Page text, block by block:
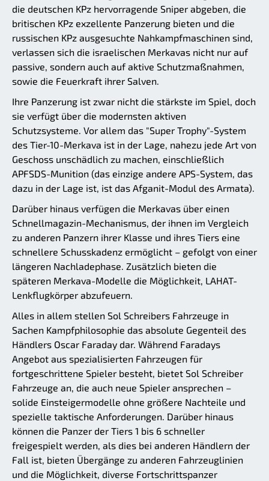
die deutschen KPz hervorragende Sniper abgeben, die
britischen KPz exzellente Panzerung bieten und die
russischen KPz ausgesuchte Nahkampfmaschinen sind,
verlassen sich die israelischen Merkavas nicht nur auf
passive, sondern auch auf aktive Schutzmaßnahmen,
sowie die Feuerkraft ihrer Salven.
Ihre Panzerung ist zwar nicht die stärkste im Spiel, doch
sie verfügt über die modernsten aktiven
Schutzsysteme. Vor allem das "Super Trophy"-System
des Tier-10-Merkava ist in der Lage, nahezu jede Art von
Geschoss unschädlich zu machen, einschließlich
APFSDS-Munition (das einzige andere APS-System, das
dazu in der Lage ist, ist das Afganit-Modul des Armata).
Darüber hinaus verfügen die Merkavas über einen
Schnellmagazin-Mechanismus, der ihnen im Vergleich
zu anderen Panzern ihrer Klasse und ihres Tiers eine
schnellere Schusskadenz ermöglicht – gefolgt von einer
längeren Nachladephase. Zusätzlich bieten die
späteren Merkava-Modelle die Möglichkeit, LAHAT-
Lenkflugkörper abzufeuern.
Alles in allem stellen Sol Schreibers Fahrzeuge in
Sachen Kampfphilosophie das absolute Gegenteil des
Händlers Oscar Faraday dar. Während Faradays
Angebot aus spezialisierten Fahrzeugen für
fortgeschrittene Spieler besteht, bietet Sol Schreiber
Fahrzeuge an, die auch neue Spieler ansprechen –
solide Einsteigermodelle ohne größere Nachteile und
spezielle taktische Anforderungen. Darüber hinaus
können die Panzer der Tiers 1 bis 6 schneller
freigespielt werden, als dies bei anderen Händlern der
Fall ist, bieten Übergänge zu anderen Fahrzeuglinien
und die Möglichkeit, diverse Fortschrittspanzer